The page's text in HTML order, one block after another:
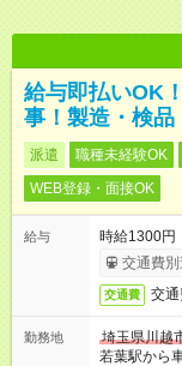
給与即払いOK
事！製造・検品
派遣 職種未経験OK
WEB登録・面接OK
給与
時給1300円
交通費別
交通費 交通
勤務地
埼玉県川越
若葉駅から